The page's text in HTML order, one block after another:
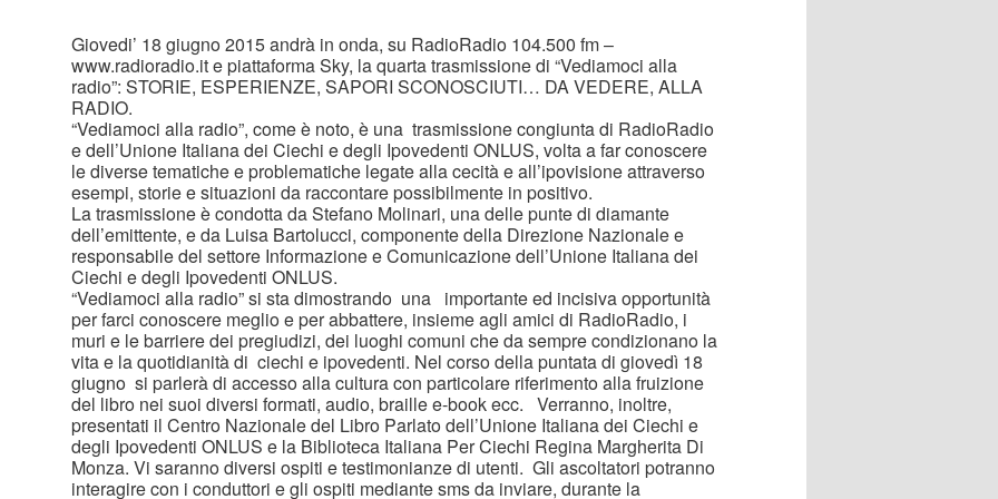
Giovedi’ 18 giugno 2015 andrà in onda, su RadioRadio 104.500 fm –
www.radioradio.it e piattaforma Sky, la quarta trasmissione di “Vediamoci alla
radio”: STORIE, ESPERIENZE, SAPORI SCONOSCIUTI… DA VEDERE, ALLA
RADIO.
“Vediamoci alla radio”, come è noto, è una trasmissione congiunta di RadioRadio
e dell’Unione Italiana dei Ciechi e degli Ipovedenti ONLUS, volta a far conoscere
le diverse tematiche e problematiche legate alla cecità e all’ipovisione attraverso
esempi, storie e situazioni da raccontare possibilmente in positivo.
La trasmissione è condotta da Stefano Molinari, una delle punte di diamante
dell’emittente, e da Luisa Bartolucci, componente della Direzione Nazionale e
responsabile del settore Informazione e Comunicazione dell’Unione Italiana dei
Ciechi e degli Ipovedenti ONLUS.
“Vediamoci alla radio” si sta dimostrando una importante ed incisiva opportunità
per farci conoscere meglio e per abbattere, insieme agli amici di RadioRadio, i
muri e le barriere dei pregiudizi, dei luoghi comuni che da sempre condizionano la
vita e la quotidianità di ciechi e ipovedenti. Nel corso della puntata di giovedì 18
giugno si parlerà di accesso alla cultura con particolare riferimento alla fruizione
del libro nei suoi diversi formati, audio, braille e-book ecc. Verranno, inoltre,
presentati il Centro Nazionale del Libro Parlato dell’Unione Italiana dei Ciechi e
degli Ipovedenti ONLUS e la Biblioteca Italiana Per Ciechi Regina Margherita Di
Monza. Vi saranno diversi ospiti e testimonianze di utenti. Gli ascoltatori potranno
interagire con i conduttori e gli ospiti mediante sms da inviare, durante la